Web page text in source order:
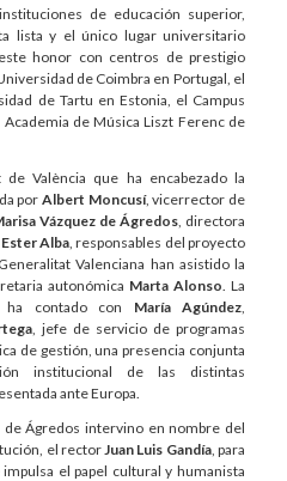
de educación superior,
lista y el único lugar universitario
honor con centros de prestigio
de Coimbra en Portugal, el
de Tartu en Estonia, el Campus
de Música Liszt Ferenc de
València que ha encabezado la
por Albert Moncusí, vicerrector de
Vázquez de Ágredos, directora
Ester Alba , responsables del proyecto
Valenciana han asistido la
autonómica Marta Alonso . La
ha contado con María Agúndez
, jefe de servicio de programas
de gestión, una presencia conjunta
institucional de las distintas
ante Europa.
Ágredos intervino en nombre del
el rector Juan Luis Gandía, para
el papel cultural y humanista